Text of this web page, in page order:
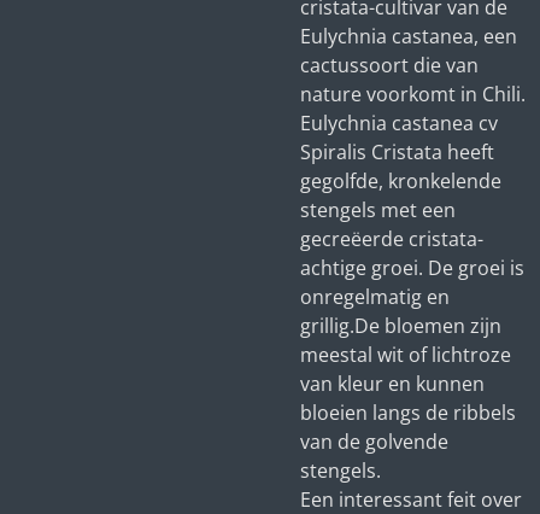
cristata-cultivar van de
Eulychnia castanea, een
cactussoort die van
nature voorkomt in Chili.
Eulychnia castanea cv
Spiralis Cristata heeft
gegolfde, kronkelende
stengels met een
gecreëerde cristata-
achtige groei. De groei is
onregelmatig en
grillig.De bloemen zijn
meestal wit of lichtroze
van kleur en kunnen
bloeien langs de ribbels
van de golvende
stengels.
Een interessant feit over